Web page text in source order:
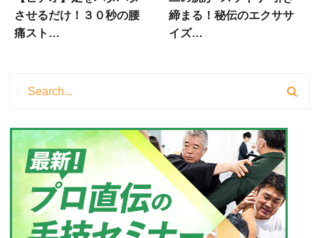
させるだけ！３０秒の腰
痛スト…
締まる！秘伝のエクササ
イズ…